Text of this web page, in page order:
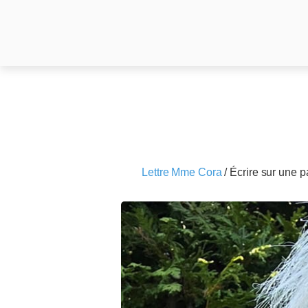
Lettre Mme Cora / Écrire sur une